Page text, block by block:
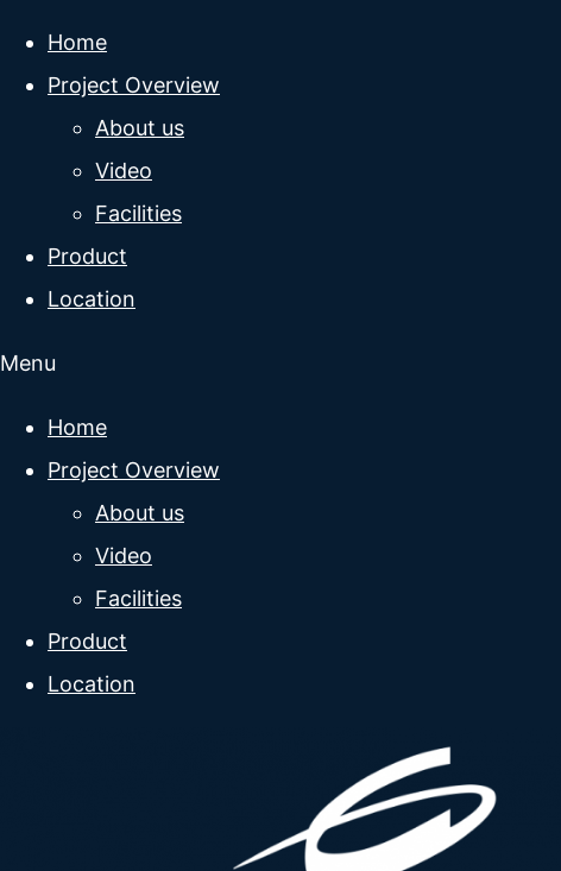
Home
Project Overview
About us
Video
Facilities
Product
Location
Menu
Home
Project Overview
About us
Video
Facilities
Product
Location